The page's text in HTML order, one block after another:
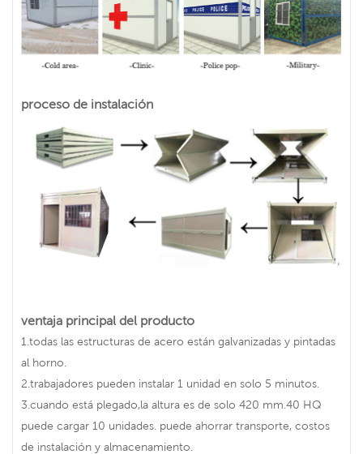
proceso de instalación
ventaja principal del producto
1.todas las estructuras de acero están galvanizadas y pintadas
al horno.
2.trabajadores pueden instalar 1 unidad en solo 5 minutos.
3.cuando está plegado,la altura es de solo 420 mm.40 HQ
puede cargar 10 unidades. puede ahorrar transporte, costos
de instalación y almacenamiento.